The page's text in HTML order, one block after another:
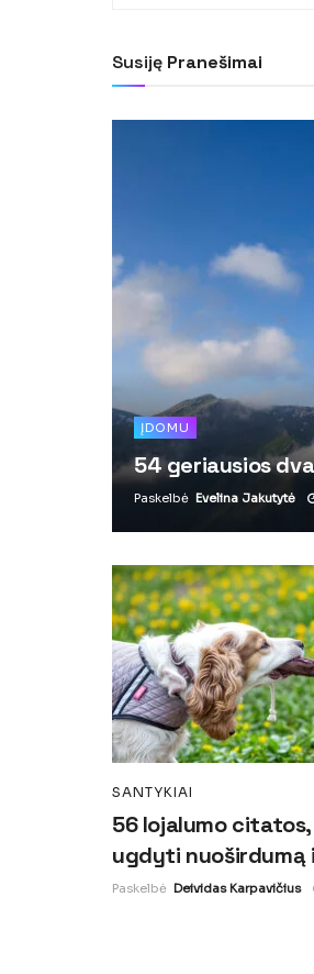
Susiję Pranešimai
ĮDOMU
54 geriausios
Paskelbė Evelina Jakutytė
SANTYKIAI
56 lojalumo
ugdyti nuoširdumą
Paskelbė Deividas Karpavičius